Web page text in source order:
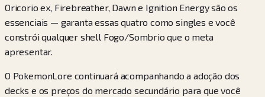
Oricorio ex, Firebreather, Dawn e Ignition Energy são os
essenciais — garanta essas quatro como singles e você
constrói qualquer shell Fogo/Sombrio que o meta
apresentar.
O PokemonLore continuará acompanhando a adoção dos
decks e os preços do mercado secundário para que você